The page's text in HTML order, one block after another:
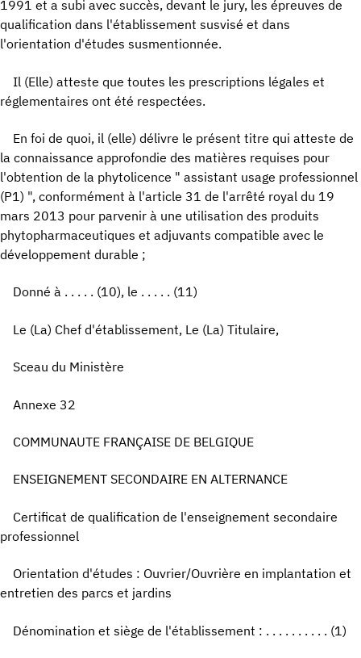
1991 et a subi avec succès, devant le jury, les épreuves de
qualification dans l'établissement susvisé et dans
l'orientation d'études susmentionnée.
Il (Elle) atteste que toutes les prescriptions légales et
réglementaires ont été respectées.
En foi de quoi, il (elle) délivre le présent titre qui atteste de
la connaissance approfondie des matières requises pour
l'obtention de la phytolicence " assistant usage professionnel
(P1) ", conformément à l'article 31 de l'arrêté royal du 19
mars 2013 pour parvenir à une utilisation des produits
phytopharmaceutiques et adjuvants compatible avec le
développement durable ;
Donné à . . . . . (10), le . . . . . (11)
Le (La) Chef d'établissement, Le (La) Titulaire,
Sceau du Ministère
Annexe 32
COMMUNAUTE FRANÇAISE DE BELGIQUE
ENSEIGNEMENT SECONDAIRE EN ALTERNANCE
Certificat de qualification de l'enseignement secondaire
professionnel
Orientation d'études : Ouvrier/Ouvrière en implantation et
entretien des parcs et jardins
Dénomination et siège de l'établissement : . . . . . . . . . . (1)